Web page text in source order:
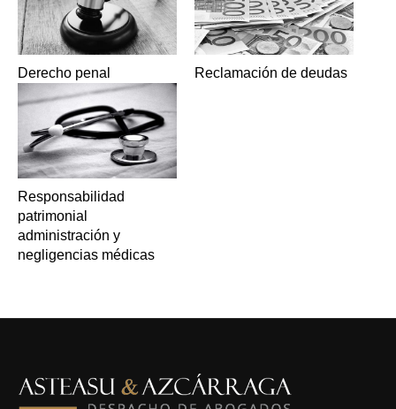
Derecho penal Reclamación de deudas
Responsabilidad
patrimonial
administración y
negligencias médicas